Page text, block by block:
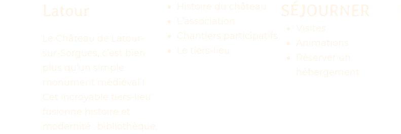
Latour
Le Château de Latour-
sur-Sorgues, c’est bien
plus qu’un simple
monument médiéval !
Cet incroyable tiers-lieu
fusionne histoire et
modernité : bibliothèque,
Histoire du château
L'association
Chantiers participatifs
Le tiers-lieu
SÉJOURNER
Visites
Animations
Réserver un
hébergement